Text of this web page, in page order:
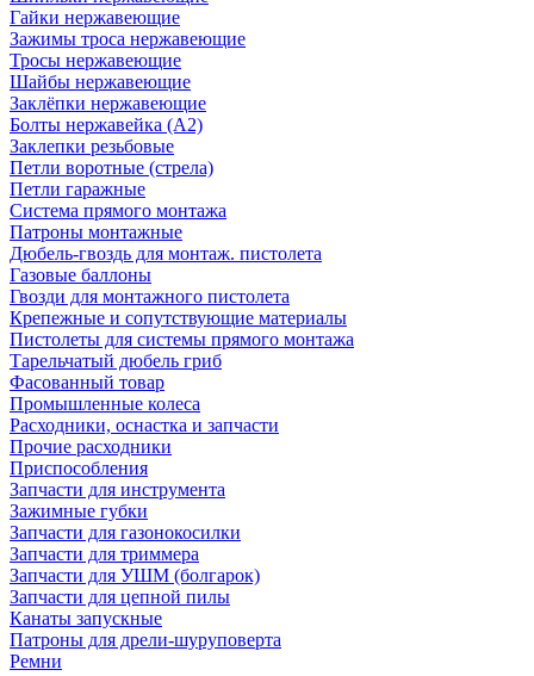
Гайки нержавеющие
Зажимы троса нержавеющие
Тросы нержавеющие
Шайбы нержавеющие
Заклёпки нержавеющие
Болты нержавейка (А2)
Заклепки резьбовые
Петли воротные (стрела)
Петли гаражные
Система прямого монтажа
Патроны монтажные
Дюбель-гвоздь для монтаж. пистолета
Газовые баллоны
Гвозди для монтажного пистолета
Крепежные и сопутствующие материалы
Пистолеты для системы прямого монтажа
Тарельчатый дюбель гриб
Фасованный товар
Промышленные колеса
Расходники, оснастка и запчасти
Прочие расходники
Приспособления
Запчасти для инструмента
Зажимные губки
Запчасти для газонокосилки
Запчасти для триммера
Запчасти для УШМ (болгарок)
Запчасти для цепной пилы
Канаты запускные
Патроны для дрели-шуруповерта
Ремни